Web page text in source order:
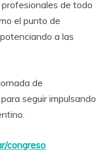
de todo
el punto de
a las
de
seguir impulsando
congreso